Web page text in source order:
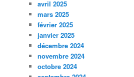
avril 2025
mars 2025
février 2025
janvier 2025
décembre 2024
novembre 2024
octobre 2024